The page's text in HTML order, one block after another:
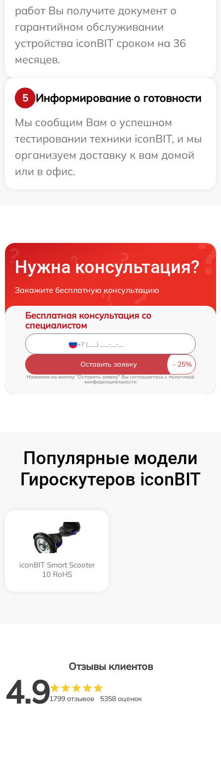
работ Вы получите документ о
гарантийном обслуживании
устройства iconBIT сроком на 36
месяцев.
5
Информирование о готовности
Мы сообщим Вам о успешном
тестировании техники iconBIT, и мы
организуем доставку к вам домой
или в офис.
Нужна консультация?
Закажите бесплатную консультацию
Бесплатная консультация со
специалистом
Оставить заявку
Нажимая на кнопку "Оставить заявку" Вы соглашаетесь c политикой
конфиденциальности
Популярные модели
Гироскутеров iconBIT
iconBIT Smart Scooter
10 RoHS
Отзывы клиентов
4.91799 отзывов 5358 оценок